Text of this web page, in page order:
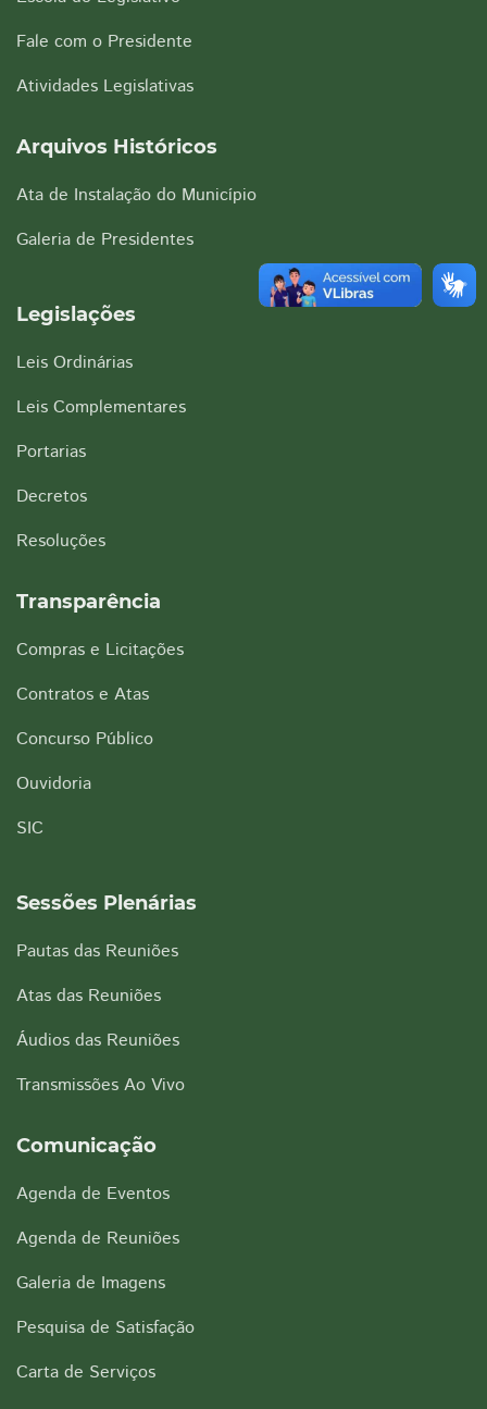
Fale com o Presidente
Atividades Legislativas
Arquivos Históricos
Ata de Instalação do Município
Galeria de Presidentes
Legislações
Leis Ordinárias
Leis Complementares
Portarias
Decretos
Resoluções
Transparência
Compras e Licitações
Contratos e Atas
Concurso Público
Ouvidoria
SIC
Sessões Plenárias
Pautas das Reuniões
Atas das Reuniões
Áudios das Reuniões
Transmissões Ao Vivo
Comunicação
Agenda de Eventos
Agenda de Reuniões
Galeria de Imagens
Pesquisa de Satisfação
Carta de Serviços